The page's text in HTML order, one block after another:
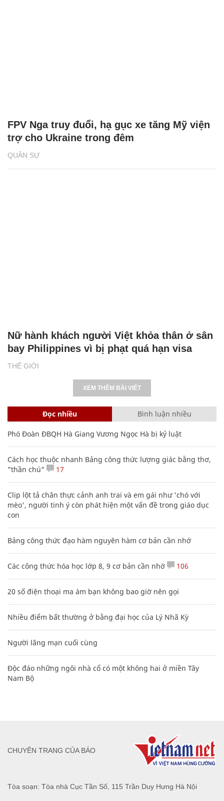
QUÂN SỰ
FPV Nga truy đuổi, hạ gục xe tăng Mỹ viện
trợ cho Ukraine trong đêm
THẾ GIỚI
Nữ hành khách người Việt khỏa thân ở sân
bay Philippines vì bị phạt quá hạn visa
XEM THÊM BÀI VIẾT
Đọc nhiều Bình luận nhiều
Phó Đoàn ĐBQH Hà Giang Vương Ngọc Hà bị kỷ luật
Cách học thuộc nhanh Bảng công thức lượng giác bằng thơ,
"thần chú"
17
Clip lột tả chân thực cảnh anh trai và em gái như 'chó với
mèo', người tinh ý còn phát hiện một vấn đề trong giáo dục
con
Bảng công thức đạo hàm nguyên hàm cơ bản cần nhớ
Các công thức hóa học lớp 8, 9 cơ bản cần nhớ 106
20 số điện thoại ma ám bạn không bao giờ nên gọi
Nhiều điểm bất thường ở bằng đại học của Lý Nhã Kỳ
Người lãng mạn cuối cùng
Độc đáo những ngôi nhà cổ có một không hai ở miền Tây
Nam Bộ
Tòa soạn: Tòa nhà Cục Tần Số, 115 Trần Duy Hưng Hà Nội
CHUYÊN TRANG CỦA BÁO